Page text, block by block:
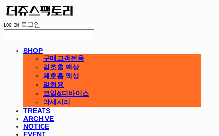
LOG IN 로그인
SHOP
구매고객전용
입호흡 액상
폐호흡 액상
일회용
코일&디바이스
악세사리
TREATS
ARCHIVE
NOTICE
EVENT